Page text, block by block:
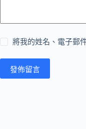
將我的姓名、電子郵
發佈留言